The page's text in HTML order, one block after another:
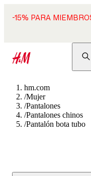
-15% PARA
hm.com
/Mujer
/Pantalones
/Pantalones chinos
/Pantalón bota tubo